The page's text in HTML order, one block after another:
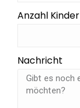
Anzahl Kinder
Nachricht